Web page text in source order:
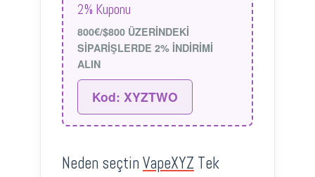
2% Kuponu
800€/$800 ÜZERİNDEKİ
SİPARİŞLERDE 2% İNDİRİMİ
ALIN
Kod: XYZTWO
Neden seçtin VapeXYZ Tek